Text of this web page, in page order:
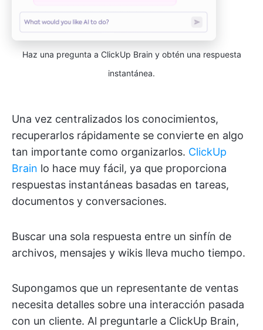
Haz una pregunta a ClickUp Brain y obtén una respuesta
instantánea.
Una vez centralizados los conocimientos,
recuperarlos rápidamente se convierte en algo
tan importante como organizarlos. ClickUp
Brain lo hace muy fácil, ya que proporciona
respuestas instantáneas basadas en tareas,
documentos y conversaciones.
Buscar una sola respuesta entre un sinfín de
archivos, mensajes y wikis lleva mucho tiempo.
Supongamos que un representante de ventas
necesita detalles sobre una interacción pasada
con un cliente. Al preguntarle a ClickUp Brain,